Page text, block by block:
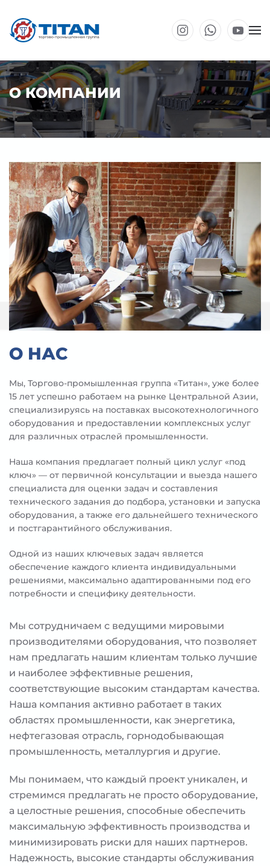
Перейти к основному содержанию
О КОМПАНИИ
О НАС
Мы, Торгово-промышленная группа «Титан», уже более
15 лет успешно работаем на рынке Центральной Азии,
специализируясь на поставках высокотехнологичного
оборудования и предоставлении комплексных услуг
для различных отраслей промышленности.
Наша компания предлагает полный цикл услуг «под
ключ» — от первичной консультации и выезда нашего
специалиста для оценки задач и составления
технического задания до подбора, установки и запуска
оборудования, а также его дальнейшего технического
и постгарантийного обслуживания.
Одной из наших ключевых задач является
обеспечение каждого клиента индивидуальными
решениями, максимально адаптированными под его
потребности и специфику деятельности.
Мы сотрудничаем с ведущими мировыми
производителями оборудования, что позволяет
нам предлагать нашим клиентам только лучшие
и наиболее эффективные решения,
соответствующие высоким стандартам качества.
Наша компания активно работает в таких
областях промышленности, как энергетика,
нефтегазовая отрасль, горнодобывающая
промышленность, металлургия и другие.
Мы понимаем, что каждый проект уникален, и
стремимся предлагать не просто оборудование,
а целостные решения, способные обеспечить
максимальную эффективность производства и
минимизировать риски для наших партнеров.
Надежность, высокие стандарты обслуживания